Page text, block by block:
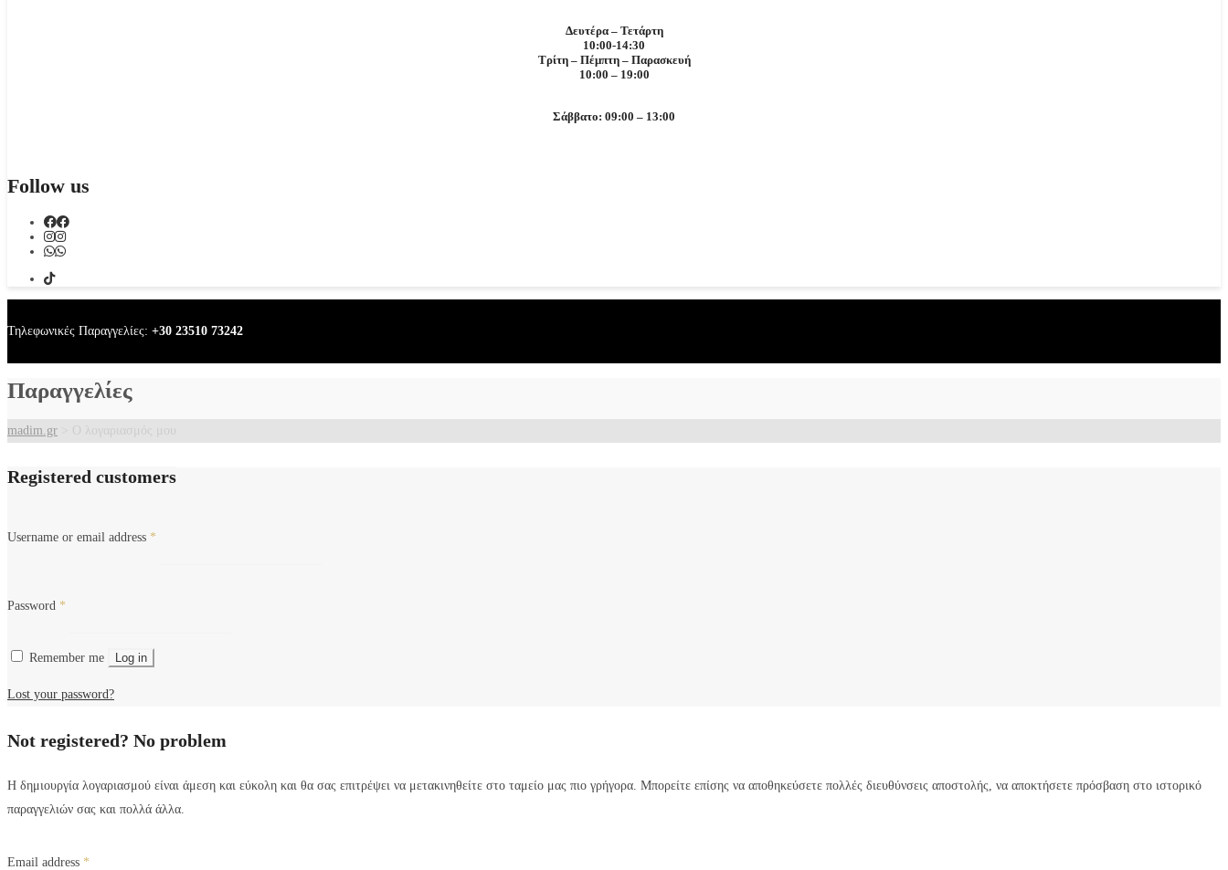
Δευτέρα – Τετάρτη
10:00-14:30
Τρίτη – Πέμπτη – Παρασκευή
10:00 – 19:00
Σάββατο: 09:00 – 13:00
Follow us
Τηλεφωνικές Παραγγελίες: +30 23510 73242
Παραγγελίες
madim.gr Ο λογαριασμός μου
Registered customers
Username or email address *
Password *
Remember me Log in
Lost your password?
Not registered? No problem
Η δημιουργία λογαριασμού είναι άμεση και εύκολη και θα σας επιτρέψει να μετακινηθείτε στο ταμείο μας πιο γρήγορα. Μπορείτε επίσης να αποθηκεύσετε πολλές διευθύνσεις αποστολής, να αποκτήσετε πρόσβαση στο ιστορικό
παραγγελιών σας και πολλά άλλα.
Email address *